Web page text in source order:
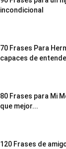
incondicional
70 Frases Para
capaces de
80 Frases para Mi
que mejor...
120 Frases de